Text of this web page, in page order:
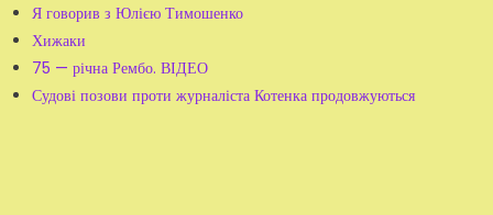
Я говорив з Юлією Тимошенко
Хижаки
75 — річна Рембо. ВІДЕО
Судові позови проти журналіста Котенка продовжуються